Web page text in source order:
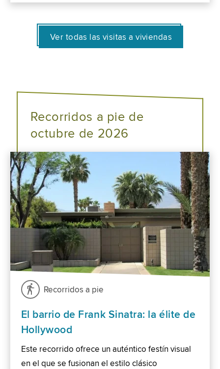
Ver todas las visitas a viviendas
Recorridos a pie de
octubre de 2026
Recorridos a pie
El barrio de Frank Sinatra: la élite de
Hollywood
Este recorrido ofrece un auténtico festín visual
en el que se fusionan el estilo clásico